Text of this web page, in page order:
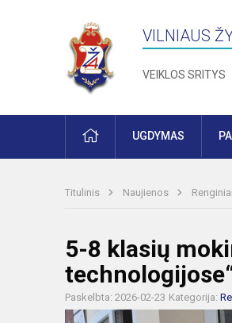
VILNIAUS
VEIKLOS SRITYS
PRADŽIAUGDYMAS
Titulinis Naujienos Renginiai
5-8 klasių
Paskelbta: 2026-02-23 Kategorija: